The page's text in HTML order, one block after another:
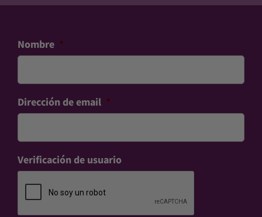
Nombre *
Dirección de email *
Verificación de usuario